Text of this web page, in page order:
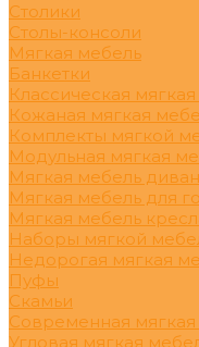
Столики
Столы-консоли
Мягкая мебель
Банкетки
Классическая
Кожаная мягкая
Комплекты мягкой
Модульная мягкая
Мягкая мебель
Мягкая мебель для
Мягкая мебель
Наборы мягкой
Недорогая мягкая
Пуфы
Скамьи
Современная
Угловая мягкая